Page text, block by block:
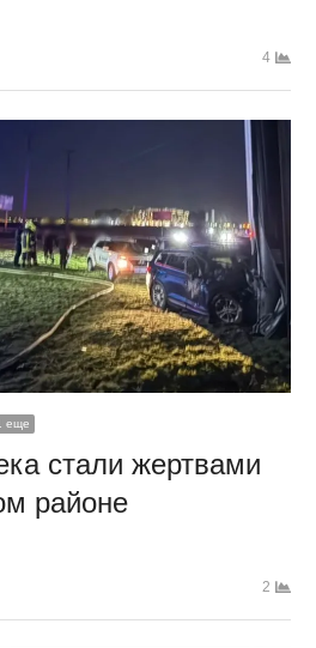
4
еще
стали жертвами
районе
2